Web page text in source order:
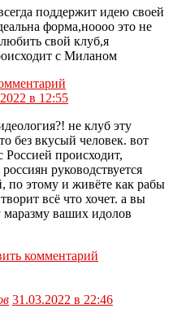
поддержит идею своей
форма,ноооо это не
свой клуб,я
с Миланом
в 12:55
не клуб эту
без вкусый человек. вот
происходит,
руководствуется
по этому и живёте как рабы
всё что хочет. а вы
ваших идолов
комментарий
31.03.2022 в 22:46